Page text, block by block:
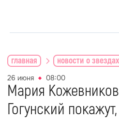
главная новости о звездах
26 июня 08:00
Мария
Гогунский